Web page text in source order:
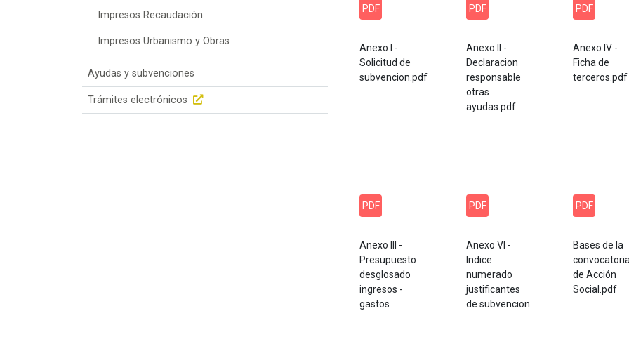
Impresos Recaudación
Impresos Urbanismo y Obras
Ayudas y subvenciones
Trámites electrónicos
PDF
Anexo I -
Solicitud de
subvencion.pdf
PDF
Anexo II -
Declaracion
responsable
otras
ayudas.pdf
PDF
Anexo IV -
Ficha de
terceros.pdf
PDF
Anexo III -
Presupuesto
desglosado
ingresos -
gastos
PDF
Anexo VI -
Indice
numerado
justificantes
de subvencion
PDF
Bases de la
convocatoria
de Acción
Social.pdf